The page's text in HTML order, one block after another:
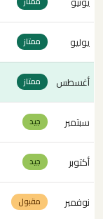
يوليو ممتاز
أغسطس ممتاز
سبتمبر جيد
أكتوبر جيد
نوفمبر مقبول